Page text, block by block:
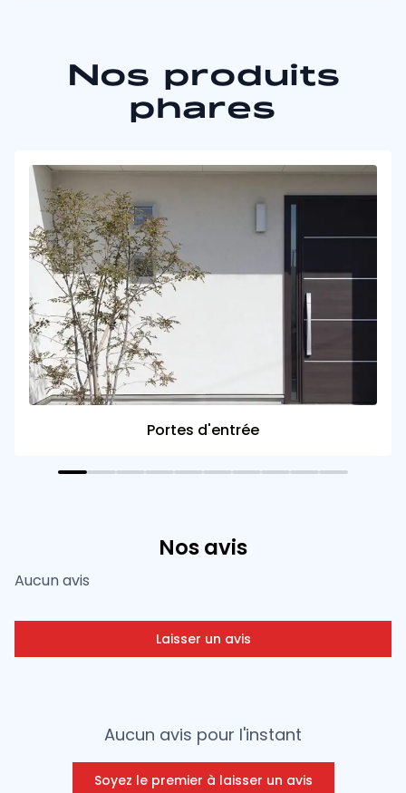
Nos produits
phares
Portes d'entrée
Nos avis
Aucun avis pour l'instant
Soyez le premier à laisser un avis
Aucun avis
Laisser un avis